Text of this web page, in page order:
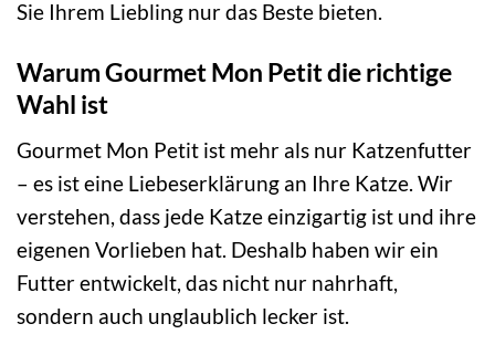
Sie Ihrem Liebling nur das Beste bieten.
Warum Gourmet Mon Petit die richtige
Wahl ist
Gourmet Mon Petit ist mehr als nur Katzenfutter
– es ist eine Liebeserklärung an Ihre Katze. Wir
verstehen, dass jede Katze einzigartig ist und ihre
eigenen Vorlieben hat. Deshalb haben wir ein
Futter entwickelt, das nicht nur nahrhaft,
sondern auch unglaublich lecker ist.